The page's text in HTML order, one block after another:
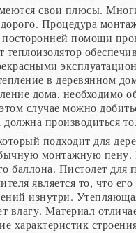
свои плюсы.
Процедура
помощи
теплоизолятор
в деревянном
дома, необходимо
случае можно
должна производиться
подходит для
монтажную
баллона. Пистолет для
является то, что
изнутри.
влагу. Материал
характеристик